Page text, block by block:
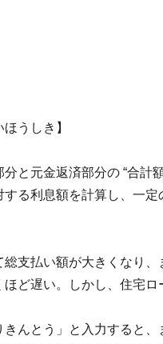
うしき】
と元金返済部分の “合計
る利息額を計算し、一
支払い額が大きくなり
ど遅い。しかし、住宅
んとう」と入力すると